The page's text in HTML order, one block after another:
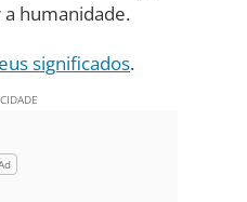
humanidade.
significados.